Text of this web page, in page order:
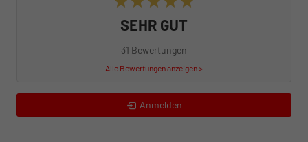
SEHR GUT
31 Bewertungen
Alle Bewertungen anzeigen >
Anmelden